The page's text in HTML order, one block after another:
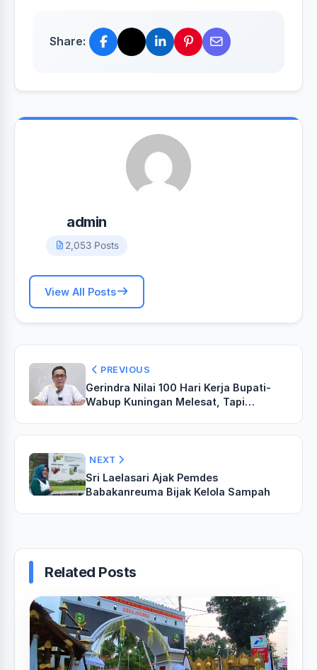
Share:
admin
2,053 Posts
View All Posts
PREVIOUS
‎Gerindra Nilai 100 Hari Kerja Bupati-
Wabup Kuningan Melesat, Tapi
NEXT
Sri Laelasari Ajak Pemdes
Babakanreuma Bijak Kelola Sampah
Related Posts